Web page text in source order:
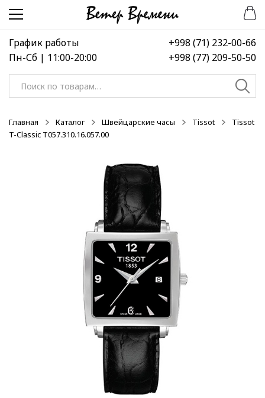
Перейти
навигации
Перейти
содержимому
График работы
Пн-Сб | 11:00-20:00
+998 (71) 232-00-66
+998 (77) 209-50-50
Искать:
Главная Каталог Швейцарские часы Tissot
Tissot
T-Classic T057.310.16.057.00
-50%
-50%
-50%